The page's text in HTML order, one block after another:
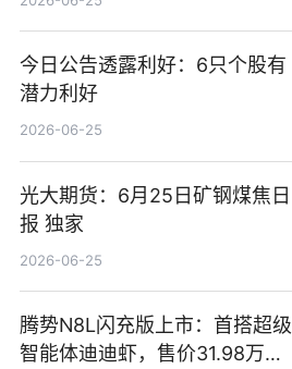
今日公告透露利好：6只个股有
潜力利好
2026-06-25
光大期货：6月25日矿钢煤焦日
报 独家
2026-06-25
腾势N8L闪充版上市：首搭超级
智能体迪迪虾，售价31.98万